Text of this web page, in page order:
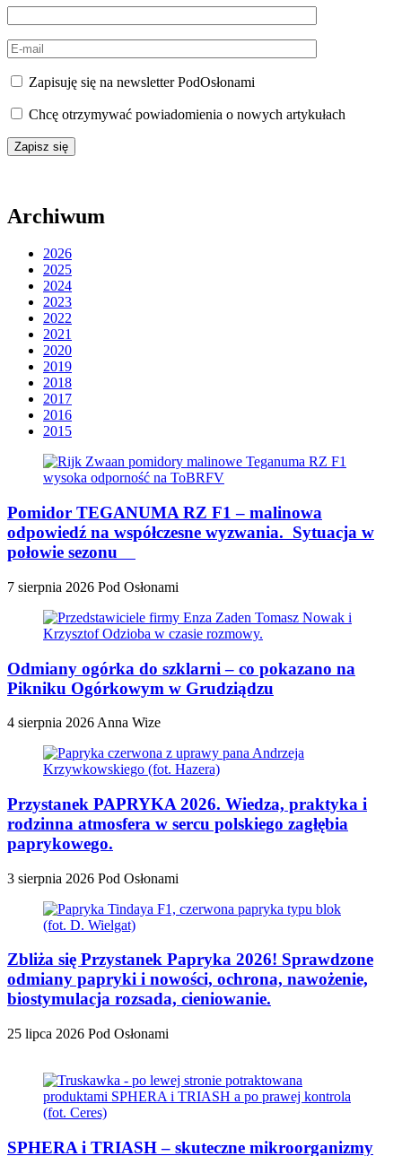
Zapisuję się na newsletter PodOsłonami
Chcę otrzymywać powiadomienia o nowych artykułach
Archiwum
2026
2025
2024
2023
2022
2021
2020
2019
2018
2017
2016
2015
Pomidor TEGANUMA RZ F1 – malinowa
odpowiedź na współczesne wyzwania. Sytuacja w
połowie sezonu
7 sierpnia 2026 Pod Osłonami
Odmiany ogórka do szklarni – co pokazano na
Pikniku Ogórkowym w Grudziądzu
4 sierpnia 2026 Anna Wize
Przystanek PAPRYKA 2026. Wiedza, praktyka i
rodzinna atmosfera w sercu polskiego zagłębia
paprykowego.
3 sierpnia 2026 Pod Osłonami
Zbliża się Przystanek Papryka 2026! Sprawdzone
odmiany papryki i nowości, ochrona, nawożenie,
biostymulacja rozsada, cieniowanie.
25 lipca 2026 Pod Osłonami
SPHERA i TRIASH – skuteczne mikroorganizmy